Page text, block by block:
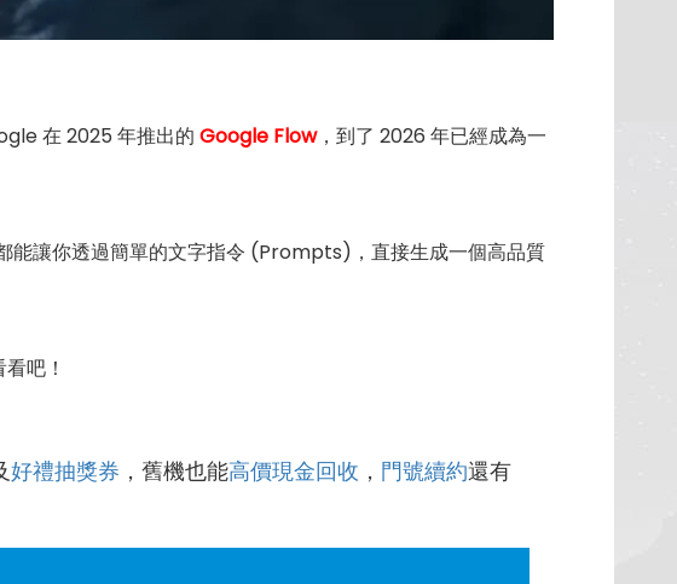
在 2025 年推出的 Google Flow，到了 2026 年已經成為一
能讓你透過簡單的文字指令 (Prompts)，直接生成一個高品質
吧！
好禮抽獎券 ，舊機也能高價現金回收 ， 門號續約還有